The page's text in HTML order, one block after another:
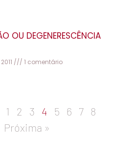
OU DEGENERESCÊNCIA
1 comentário
1 2 3 4 5 6 7 8
Próxima »